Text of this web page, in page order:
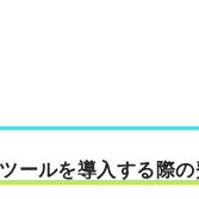
ツールを導入する際